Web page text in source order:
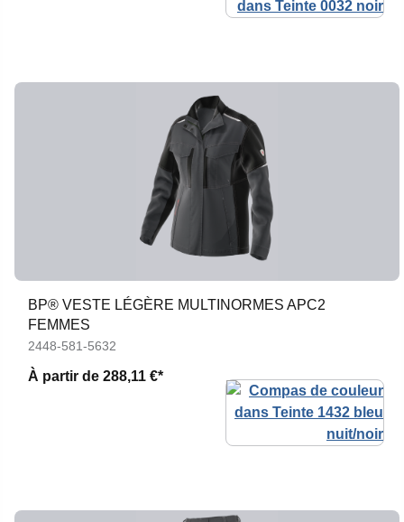
BP® VESTE LÉGÈRE MULTINORMES APC2
FEMMES
2448-581-5632
À partir de 288,11 €*